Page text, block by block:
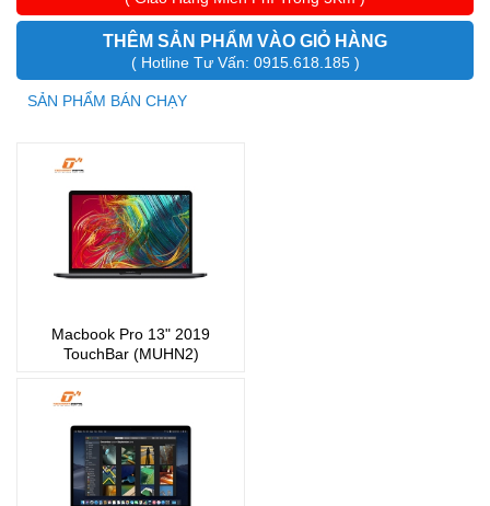
THÊM SẢN PHẨM VÀO GIỎ HÀNG
( Hotline Tư Vấn: 0915.618.185 )
SẢN PHẨM BÁN CHẠY
Macbook Pro 13" 2019
TouchBar (MUHN2)